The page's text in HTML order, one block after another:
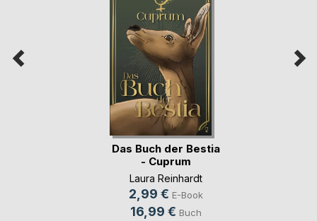
Das Buch der Bestia
- Cuprum
Laura Reinhardt
2,99 € E-Book
16,99 € Buch